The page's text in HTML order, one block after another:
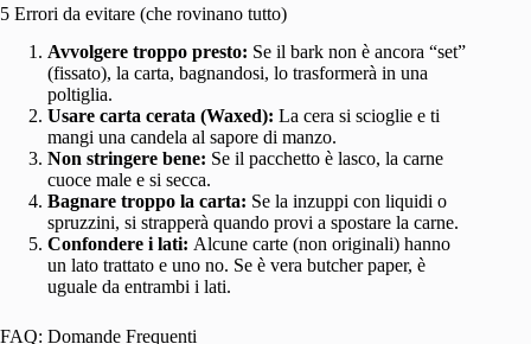
5 Errori da evitare (che rovinano tutto)
Avvolgere troppo presto: Se il bark non è ancora “set”
(fissato), la carta, bagnandosi, lo trasformerà in una
poltiglia.
Usare carta cerata (Waxed): La cera si scioglie e ti
mangi una candela al sapore di manzo.
Non stringere bene: Se il pacchetto è lasco, la carne
cuoce male e si secca.
Bagnare troppo la carta: Se la inzuppi con liquidi o
spruzzini, si strapperà quando provi a spostare la carne.
Confondere i lati: Alcune carte (non originali) hanno
un lato trattato e uno no. Se è vera butcher paper, è
uguale da entrambi i lati.
FAQ: Domande Frequenti